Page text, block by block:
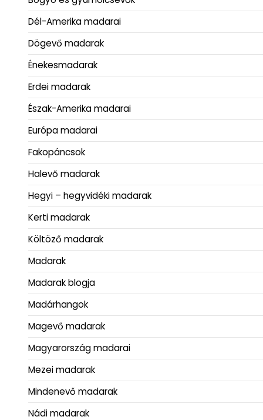
Dél-Amerika madarai
Dögevő madarak
Énekesmadarak
Erdei madarak
Észak-Amerika madarai
Európa madarai
Fakopáncsok
Halevő madarak
Hegyi – hegyvidéki madarak
Kerti madarak
Költöző madarak
Madarak
Madarak blogja
Madárhangok
Magevő madarak
Magyarország madarai
Mezei madarak
Mindenevő madarak
Nádi madarak